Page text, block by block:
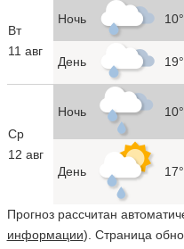
Вт
11 авг
Ночь 10°
День 19°
Ср
12 авг
Ночь 10°
День 17°
Прогноз рассчитан
информации). Страница